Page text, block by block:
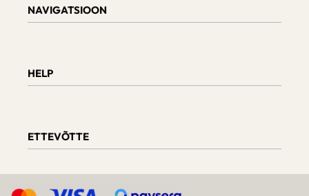
NAVIGATSIOON
Cart
HELP
Tellimuse staatus
Arvustused
D.U.K.
ETTEVÕTTE
Meie kohta
Päringud